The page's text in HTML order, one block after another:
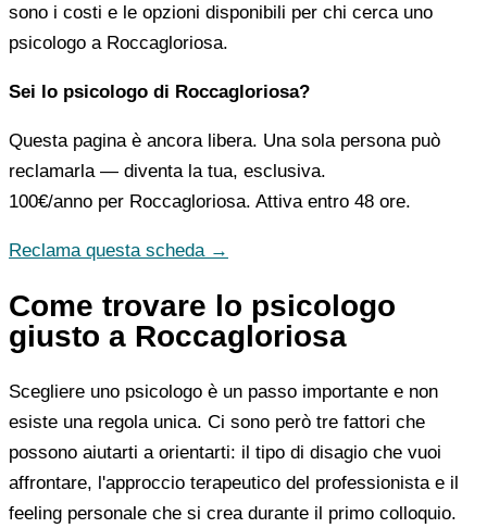
sono i costi e le opzioni disponibili per chi cerca uno
psicologo a Roccagloriosa.
Sei lo psicologo di Roccagloriosa?
Questa pagina è ancora libera. Una sola persona può
reclamarla — diventa la tua, esclusiva.
100€/anno per Roccagloriosa. Attiva entro 48 ore.
Reclama questa scheda →
Come trovare lo psicologo
giusto a Roccagloriosa
Scegliere uno psicologo è un passo importante e non
esiste una regola unica. Ci sono però tre fattori che
possono aiutarti a orientarti: il tipo di disagio che vuoi
affrontare, l'approccio terapeutico del professionista e il
feeling personale che si crea durante il primo colloquio.